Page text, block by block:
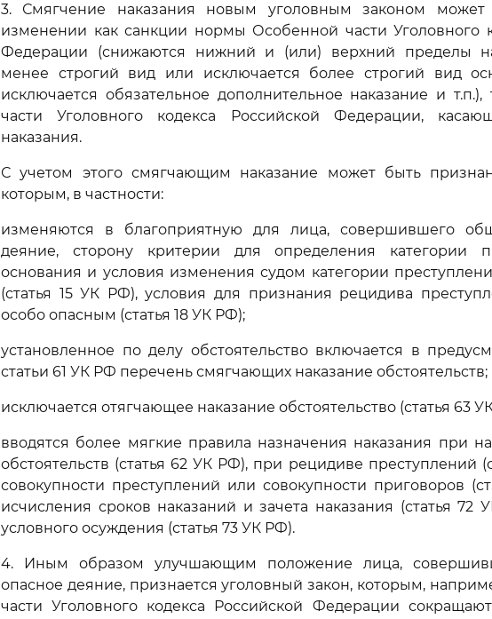
3. Смягчение наказания новым уголовным законом
изменении как санкции нормы Особенной части Уголовного
Федерации (снижаются нижний и (или) верхний пределы
менее строгий вид или исключается более строгий вид
исключается обязательное дополнительное наказание и
части Уголовного кодекса Российской Федерации,
наказания.
С учетом этого смягчающим наказание может быть
которым, в частности:
изменяются в благоприятную для лица, совершившего
деяние, сторону критерии для определения категории
основания и условия изменения судом категории
(статья 15 УК РФ), условия для признания рецидива
особо опасным (статья 18 УК РФ);
установленное по делу обстоятельство включается в
статьи 61 УК РФ перечень смягчающих наказание обстоятельств;
исключается отягчающее наказание обстоятельство (статья 63
вводятся более мягкие правила назначения наказания при
обстоятельств (статья 62 УК РФ), при рецидиве преступлений
совокупности преступлений или совокупности приговоров
исчисления сроков наказаний и зачета наказания (статья
условного осуждения (статья 73 УК РФ).
4. Иным образом улучшающим положение лица,
опасное деяние, признается уголовный закон, которым,
части Уголовного кодекса Российской Федерации